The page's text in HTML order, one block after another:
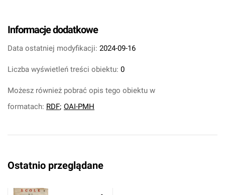
Informacje dodatkowe
Data ostatniej modyfikacji: 2024-09-16
Liczba wyświetleń treści obiektu: 0
Możesz również pobrać opis tego obiektu w
formatach: RDF; OAI-PMH
Ostatnio przeglądane